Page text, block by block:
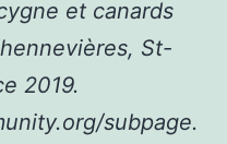
et canards
St-
2019.
subpage.